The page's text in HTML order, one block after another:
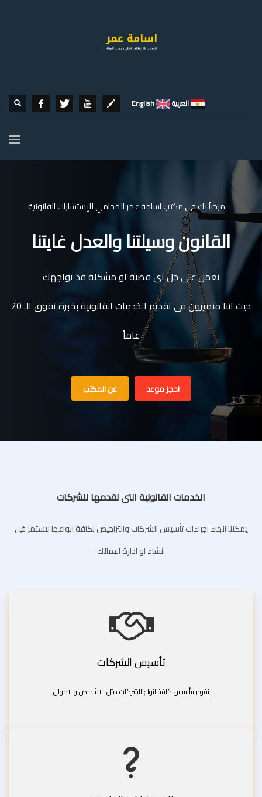
العربية English
ـــ مرحباً بك فى مكتب اسامة عمر المحامي للإستشارات القانونية
القانون وسيلتنا والعدل غايتنا
نعمل على حل اي قضية او مشكلة قد تواجهك
حيث اننا متميزون فى تقديم الخدمات القانونية بخبرة تفوق الـ 20
عاماً
احجز موعد عن المكتب
الخدمات القانونية التى نقدمها للشركات
يمكننا انهاء اجراءات تأسيس الشركات والتراخيص بكافة انواعها لتستمر فى
انشاء او ادارة اعمالك
تأسيس الشركات
نقوم بتأسيس كافة انواع الشركات مثل الاشخاص والاموال